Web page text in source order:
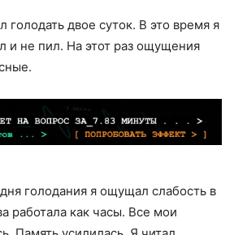
голодать двое суток. В это время я
и не пил. На этот раз ощущения
голодания я ощущал слабость в
работала как часы. Все мои